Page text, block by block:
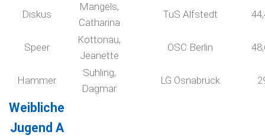
Diskus
Mangels,
Catharina
TuS Alfstedt
Speer
Kottonau,
Jeanette
OSC Berlin
Hammer
Suhling,
Dagmar
LG Osnabrück
Weibliche
Jugend A